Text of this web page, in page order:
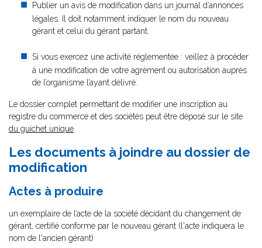
Publier un avis de modification dans un journal d’annonces
légales. Il doit notamment indiquer le nom du nouveau
gérant et celui du gérant partant.
Si vous exercez une activité réglementée : veillez à procéder
à une modification de votre agrément ou autorisation auprès
de l’organisme l’ayant délivré.
Le dossier complet permettant de modifier une inscription au
registre du commerce et des sociétés peut être déposé sur le site
du guichet unique
Les documents à joindre au dossier de
modification
Actes à produire
un exemplaire de l’acte de la société décidant du changement de
gérant, certifié conforme par le nouveau gérant (l'acte indiquera le
nom de l'ancien gérant)